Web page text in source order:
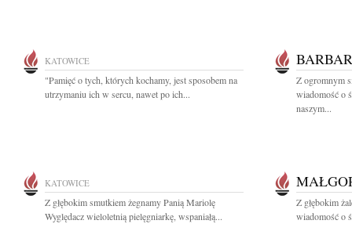
KATOWICE
"Pamięć o tych, których kochamy, jest sposobem na
utrzymaniu ich w sercu, nawet po ich...
Z ogromnym
wiadomość o
naszym...
KATOWICE
Z głębokim smutkiem żegnamy Panią Mariolę
Wyględacz wieloletnią pielęgniarkę, wspaniałą...
Z głębokim
wiadomość o